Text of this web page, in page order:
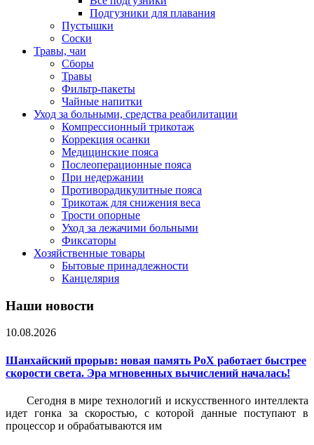
Подгузники для плавания
Пустышки
Соски
Травы, чаи
Сборы
Травы
Фильтр-пакеты
Чайные напитки
Уход за больными, средства реабилитации
Компрессионный трикотаж
Коррекция осанки
Медицинские пояса
Послеоперационные пояса
При недержании
Противорадикулитные пояса
Трикотаж для снижения веса
Трости опорные
Уход за лежачими больными
Фиксаторы
Хозяйственные товары
Бытовые принадлежности
Канцелярия
Наши новости
10.08.2026
Шанхайский прорыв: новая память PoX работает быстрее
скорости света. Эра мгновенных вычислений началась!
Сегодня в мире технологий и искусственного интеллекта
идет гонка за скоростью, с которой данные поступают в
процессор и обрабатываются им